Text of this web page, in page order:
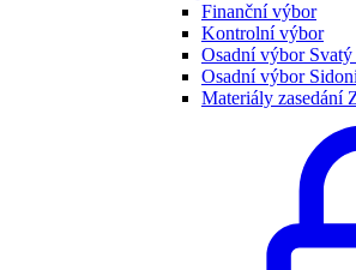
Finanční výbor
Kontrolní výbor
Osadní výbor Svatý
Osadní výbor
Materiály zasedání